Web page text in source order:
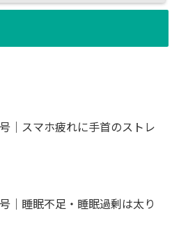
スマホ疲れに手首のストレ
睡眠不足・睡眠過剰は太り